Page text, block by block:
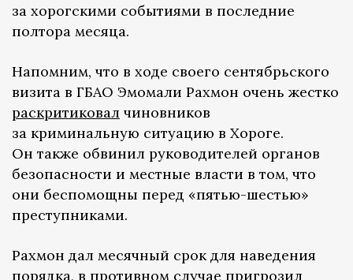
за хорогскими событиями в последние
полтора месяца.
Напомним, что в ходе своего сентябрьского
визита в ГБАО Эмомали Рахмон очень жестко
раскритиковал чиновников
за криминальную ситуацию в Хороге.
Он также обвинил руководителей органов
безопасности и местные власти в том, что
они беспомощны перед «пятью-шестью»
преступниками.
Рахмон дал месячный срок для наведения
порядка, в противном случае пригрозил